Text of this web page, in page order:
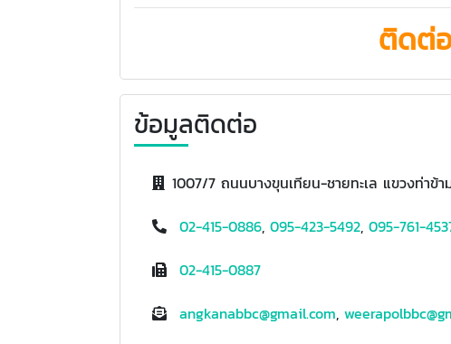
ติดต่อ
ข้อมูลติดต่อ
1007/7 ถนนบางขุนเทียน-ชายทะเล แขวงท่าข้
02-415-0886, 095-423-5492, 095-761-
02-415-0887
angkanabbc@gmail.com,